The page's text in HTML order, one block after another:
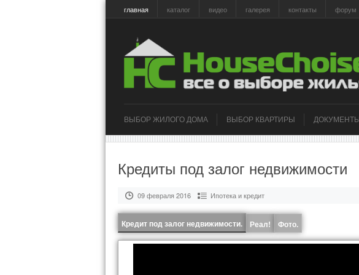
главная каталог видео галерея контакты форум
ВЫБОР ЖИЛОГО ДОМА ВЫБОР КВАРТИРЫ ДОКУМЕНТЫ
Кредиты под залог недвижимости
09 февраля 2016 Ипотека и кредит
Кредит под залог недвижимости. Реал! Фото.